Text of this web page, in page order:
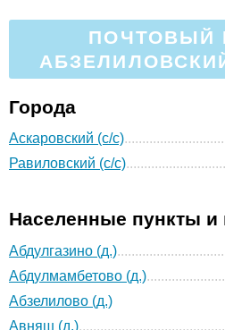
ПОЧТОВЫЙ
Города
Аскаровский (с/с)
Равиловский (с/с)
Населенные пункты и
Абдулгазино (д.)
Абдулмамбетово (д.)
Абзелилово (д.)
Авняш (д.)